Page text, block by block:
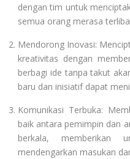
dengan tim untuk
semua orang merasa
Mendorong Inovasi:
kreativitas dengan
berbagi ide tanpa takut
baru dan inisiatif dapat
Komunikasi Terbuka:
baik antara pemimpin dan
berkala, memberikan
mendengarkan masukan